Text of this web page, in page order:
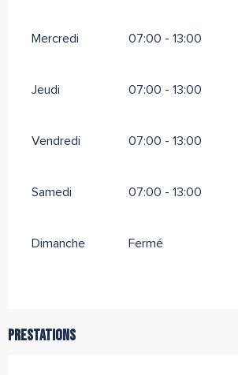
Mercredi 07:00 - 13:00
Jeudi 07:00 - 13:00
Vendredi 07:00 - 13:00
Samedi 07:00 - 13:00
Dimanche Fermé
Prestations